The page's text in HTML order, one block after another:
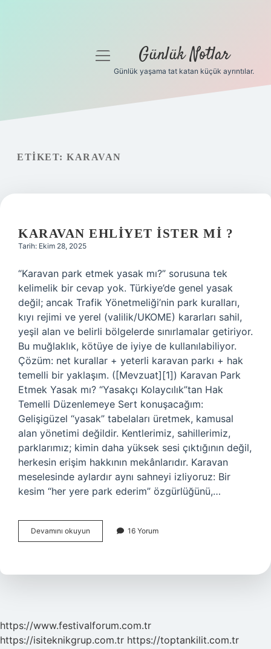
Gizlilik Politikası
menüyü
Günlük Notlar
Günlük yaşama tat katan küçük ayrıntılar.
ETIKET: KARAVAN
KARAVAN EHLIYET ISTER MI ?
Tarih: Ekim 28, 2025
“Karavan park etmek yasak mı?” sorusuna tek
kelimelik bir cevap yok. Türkiye’de genel yasak
değil; ancak Trafik Yönetmeliği’nin park kuralları,
kıyı rejimi ve yerel (valilik/UKOME) kararları sahil,
yeşil alan ve belirli bölgelerde sınırlamalar getiriyor.
Bu muğlaklık, kötüye de iyiye de kullanılabiliyor.
Çözüm: net kurallar + yeterli karavan parkı + hak
temelli bir yaklaşım. ([Mevzuat][1]) Karavan Park
Etmek Yasak mı? “Yasakçı Kolaycılık”tan Hak
Temelli Düzenlemeye Sert konuşacağım:
Gelişigüzel “yasak” tabelaları üretmek, kamusal
alan yönetimi değildir. Kentlerimiz, sahillerimiz,
parklarımız; kimin daha yüksek sesi çıktığının değil,
herkesin erişim hakkının mekânlarıdır. Karavan
meselesinde aylardır aynı sahneyi izliyoruz: Bir
kesim “her yere park ederim” özgürlüğünü,…
Devamını okuyun Karavan
ehliyet
?
16 Yorum
https://www.festivalforum.com.tr
https://isiteknikgrup.com.tr https://toptankilit.com.tr